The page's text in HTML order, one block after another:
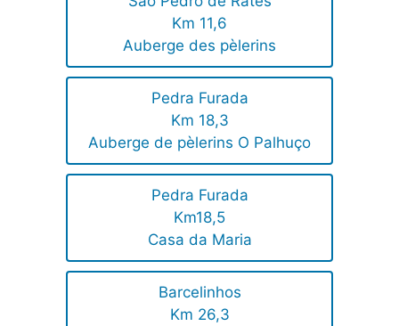
Km 11,6
Auberge des pèlerins
Pedra Furada
Km 18,3
Auberge de pèlerins O Palhuço
Pedra Furada
Km18,5
Casa da Maria
Barcelinhos
Km 26,3